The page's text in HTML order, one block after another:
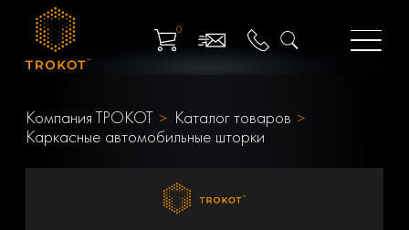
0
Компания ТРОКОТ
Каталог товаров
Каркасные автомобильные шторки